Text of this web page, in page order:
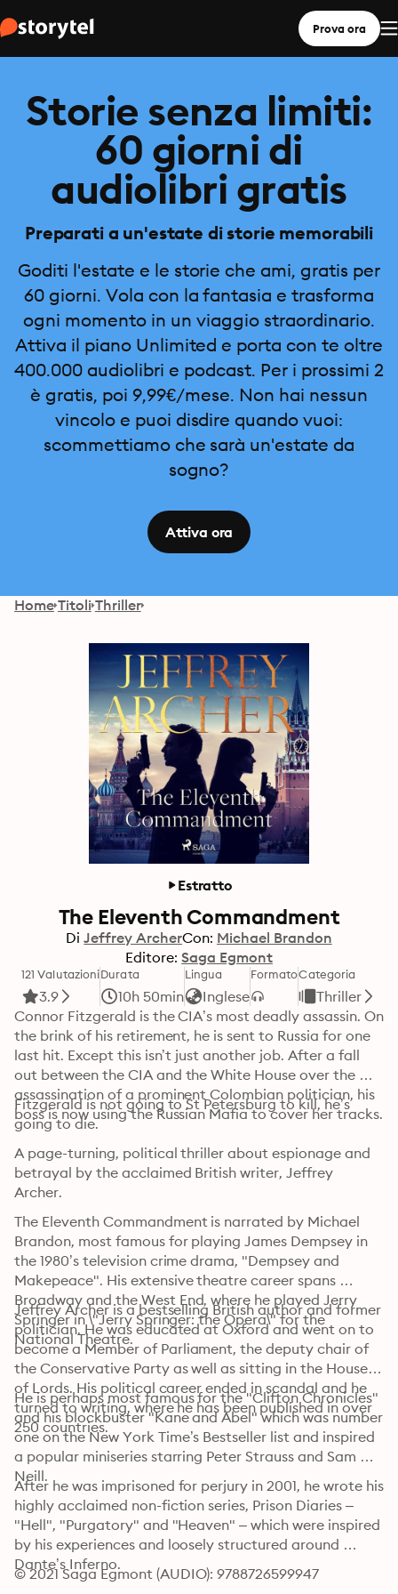
Prova ora
Storie senza limiti:
60 giorni di
audiolibri gratis
Preparati a un'estate di storie memorabili
Goditi l'estate e le storie che ami, gratis per
60 giorni. Vola con la fantasia e trasforma
ogni momento in un viaggio straordinario.
Attiva il piano Unlimited e porta con te oltre
400.000 audiolibri e podcast. Per i prossimi 2
è gratis, poi 9,99€/mese. Non hai nessun
vincolo e puoi disdire quando vuoi:
scommettiamo che sarà un'estate da
sogno?
Attiva ora
Home Titoli Thriller
Estratto
The Eleventh Commandment
Di Jeffrey ArcherCon: Michael Brandon
Editore: Saga Egmont
121 Valutazioni
3.9
Durata
10h 50min
Lingua
Inglese
FormatoCategoria
Thriller
Connor Fitzgerald is the CIA’s most deadly assassin. On
the brink of his retirement, he is sent to Russia for one
last hit. Except this isn’t just another job. After a fall
out between the CIA and the White House over the
assassination of a prominent Colombian politician, his
Fitzgerald is not going to St Petersburg to kill, he’s
going to die.
A page-turning, political thriller about espionage and
betrayal by the acclaimed British writer, Jeffrey
The Eleventh Commandment is narrated by Michael
Brandon, most famous for playing James Dempsey in
the 1980’s television crime drama, "Dempsey and
Makepeace". His extensive theatre career spans
Broadway and the West End, where he played Jerry
Springer in \"Jerry Springer: the Opera\" for the
Jeffrey Archer is a bestselling British author and former
politician. He was educated at Oxford and went on to
become a Member of Parliament, the deputy chair of
the Conservative Party as well as sitting in the House
of Lords. His political career ended in scandal and he
turned to writing, where he has been published in over
250 countries.
He is perhaps most famous for the "Clifton Chronicles"
and his blockbuster "Kane and Abel" which was number
one on the New York Time’s Bestseller list and inspired
a popular miniseries starring Peter Strauss and Sam
After he was imprisoned for perjury in 2001, he wrote his
highly acclaimed non-fiction series, Prison Diaries –
"Hell", "Purgatory" and "Heaven" – which were inspired
by his experiences and loosely structured around
Dante’s Inferno.
© 2021 Saga Egmont (AUDIO): 9788726599947